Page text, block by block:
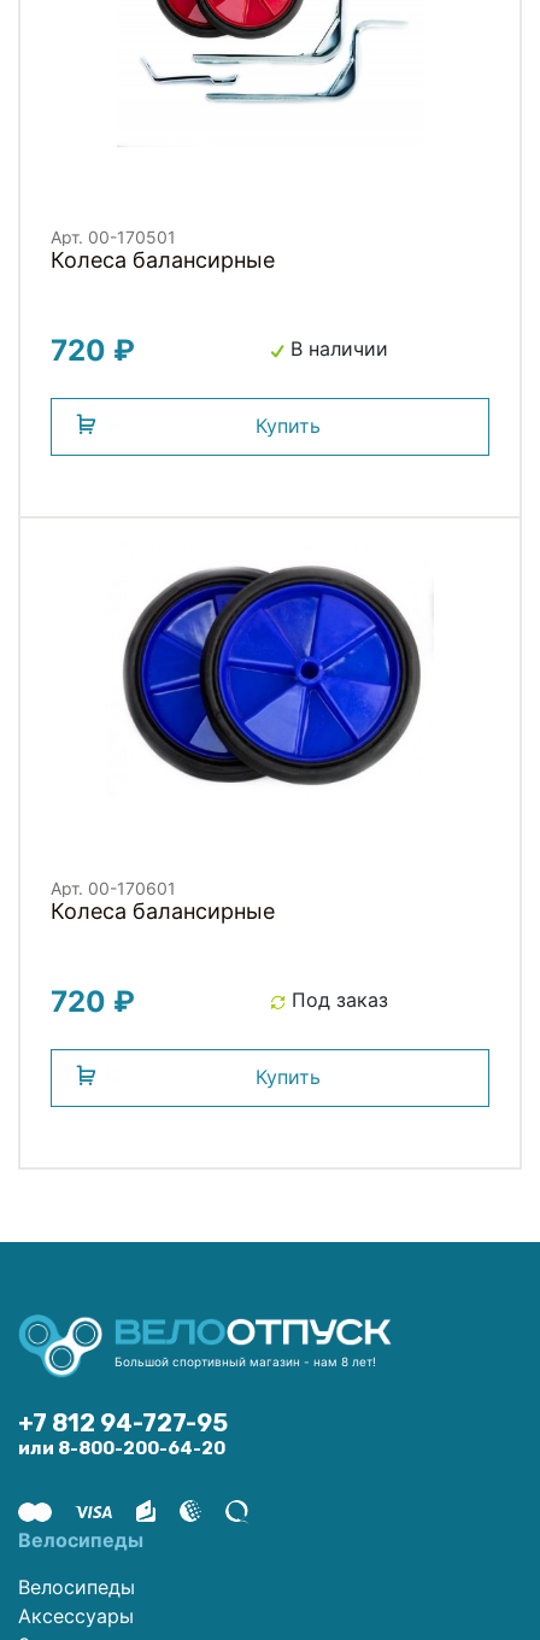
Арт. 00-170501
Колеса балансирные
720 ₽ В наличии
Купить
Арт. 00-170601
Колеса балансирные
720 ₽ Под заказ
Купить
Большой спортивный магазин - нам 8 лет!
+7 812 94-727-95
или 8-800-200-64-20
Велосипеды
Велосипеды
Аксессуары